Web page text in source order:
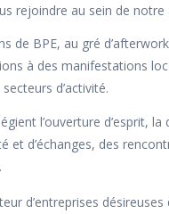
rejoindre au sein de notre
de BPE, au gré
à des manifestations
d’activité.
l’ouverture d’esprit,
et d’échanges, des
d’entreprises